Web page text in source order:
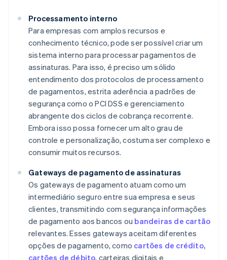
Processamento interno
Para empresas com amplos recursos e
conhecimento técnico, pode ser possível criar um
sistema interno para processar pagamentos de
assinaturas. Para isso, é preciso um sólido
entendimento dos protocolos de processamento
de pagamentos, estrita aderência a padrões de
segurança como o PCI DSS e gerenciamento
abrangente dos ciclos de cobrança recorrente.
Embora isso possa fornecer um alto grau de
controle e personalização, costuma ser complexo e
consumir muitos recursos.
Gateways de pagamento de assinaturas
Os gateways de pagamento atuam como um
intermediário seguro entre sua empresa e seus
clientes, transmitindo com segurança informações
de pagamento aos bancos ou bandeiras de cartão
relevantes. Esses gateways aceitam diferentes
opções de pagamento, como cartões de crédito,
cartões de débito, carteiras digitais e